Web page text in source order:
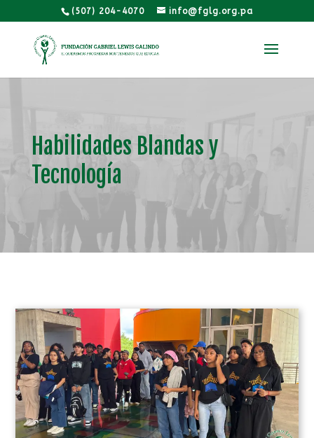
(507) 204-4070 info@fglg.org.pa
Habilidades Blandas y
Tecnología